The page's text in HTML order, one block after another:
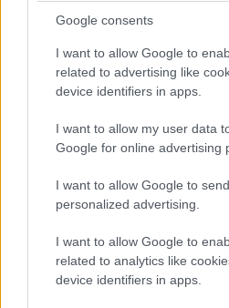
Google consents
I want to allow Google to
related to advertising like
device identifiers in apps.
I want to allow my user data
Google for online advertising
I want to allow Google to
personalized advertising.
I want to allow Google to
related to analytics like
device identifiers in apps.
ΟΙΚΟΝΟΜΙΑ
Έχετε κλειστό σπίτι ή
1/08/2026 - 10:33πμ